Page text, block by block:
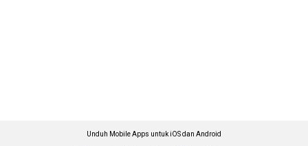
Unduh Mobile Apps untuk iOS dan Android